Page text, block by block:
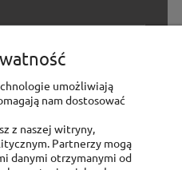
adh-hobby.com
umożliwiają
nam dostosować
z naszej witryny,
Partnerzy mogą
danymi otrzymanymi od